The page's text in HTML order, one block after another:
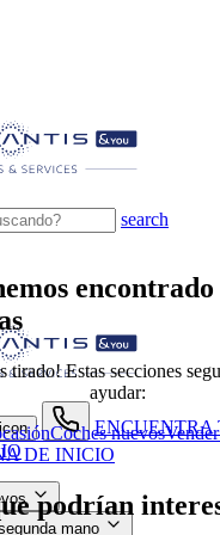
search
ENCUENTRA
mano
tirado! Estas secciones
ayudar:
Coches nuevos
DE INICIO
podrían